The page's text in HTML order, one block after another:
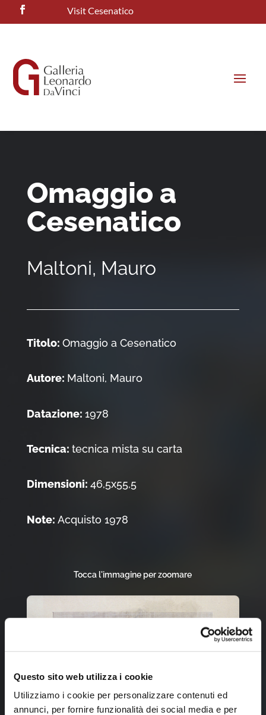
Questo sito web utilizza i cookie
Utilizziamo i cookie per personalizzare contenuti ed
annunci, per fornire funzionalità dei social media e per
Visit Cesenatico
Omaggio a
Cesenatico
Maltoni, Mauro
Titolo: Omaggio a Cesenatico
Autore: Maltoni, Mauro
Datazione: 1978
Tecnica: tecnica mista su carta
Dimensioni: 46,5x55,5
Note: Acquisto 1978
Tocca l'immagine per zoomare